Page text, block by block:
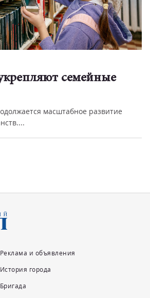
семейные
масштабное развитие
Реклама и объявления
История города
Бригада